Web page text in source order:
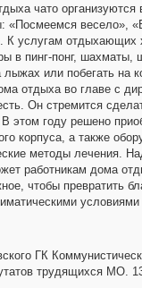
чато организуются
«Посмеемся весело»,
К услугам отдыхающих
в пинг-понг, шахматы,
или побегать на
отдыха во главе с
Он стремится
этом году решено
корпуса, а также
методы лечения.
работникам дома
чтобы превратить
условиями
ГК
трудящихся МО.